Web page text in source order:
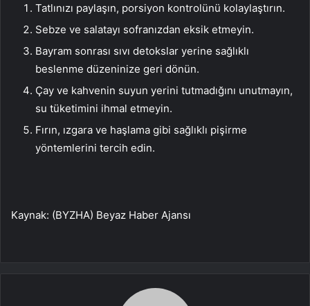
Tatlınızı paylaşın, porsiyon kontrolünü kolaylaştırın.
Sebze ve salatayı sofranızdan eksik etmeyin.
Bayram sonrası sıvı detokslar yerine sağlıklı
beslenme düzeninize geri dönün.
Çay ve kahvenin suyun yerini tutmadığını unutmayın,
su tüketimini ihmal etmeyin.
Fırın, ızgara ve haşlama gibi sağlıklı pişirme
yöntemlerini tercih edin.
Kaynak: (BYZHA) Beyaz Haber Ajansı